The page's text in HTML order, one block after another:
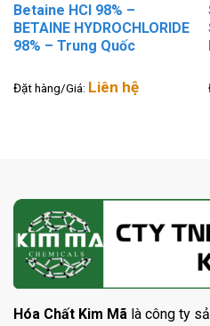
Betaine HCl 98% –
BETAINE HYDROCHLORIDE
98% – Trung Quốc
Đặt hàng/Giá: Liên hệ
Hóa Chất Kim Mã là công ty